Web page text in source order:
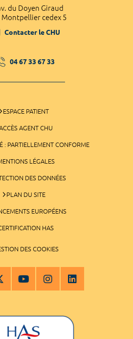
du Doyen Giraud
Montpellier cedex 5
Contacter le CHU
04 67 33 67 33
ESPACE PATIENT
ACCÈS AGENT CHU
: PARTIELLEMENT CONFORME
LÉGALES
DES DONNÉES
PLAN DU SITE
EUROPÉENS
HAS
DES COOKIES